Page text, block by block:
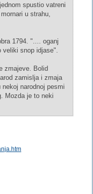
spustio vatreni
u strahu,
1794. ".... oganj
veliki snop idjase".
zmajeve. Bolid
zamislja i zmaja
narodnoj pesmi
Mozda je to neki